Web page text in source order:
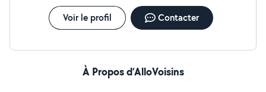
Voir le profil Contacter
À Propos d’AlloVoisins